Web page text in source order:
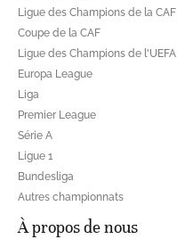
Ligue des Champions de la CAF
Coupe de la CAF
Ligue des Champions de l'UEFA
Europa League
Liga
Premier League
Série A
Ligue 1
Bundesliga
Autres championnats
À propos de nous